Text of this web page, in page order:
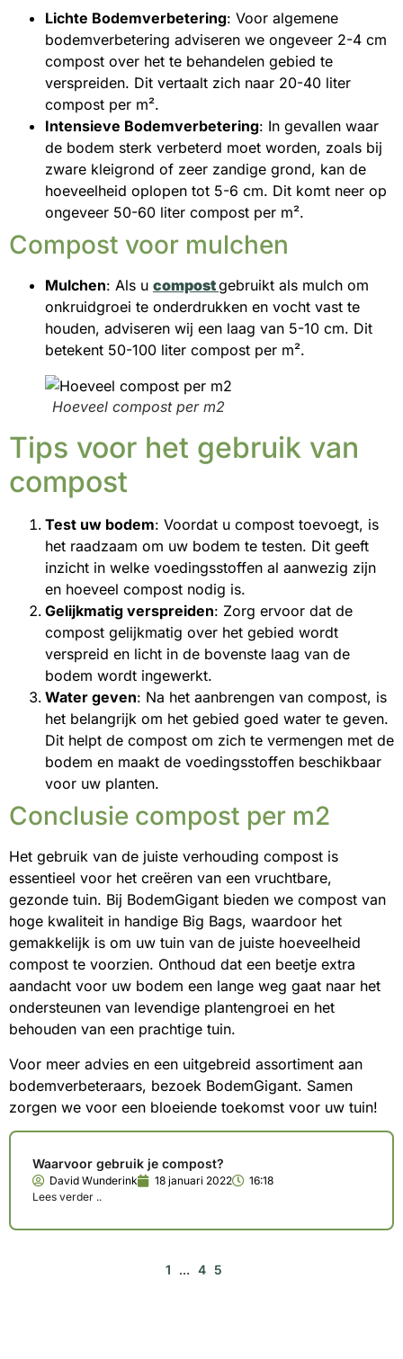
Lichte Bodemverbetering: Voor algemene
bodemverbetering adviseren we ongeveer 2-4 cm
compost over het te behandelen gebied te
verspreiden. Dit vertaalt zich naar 20-40 liter
compost per m².
Intensieve Bodemverbetering: In gevallen waar
de bodem sterk verbeterd moet worden, zoals bij
zware kleigrond of zeer zandige grond, kan de
hoeveelheid oplopen tot 5-6 cm. Dit komt neer op
ongeveer 50-60 liter compost per m².
Compost voor mulchen
Mulchen: Als u compostgebruikt als mulch om
onkruidgroei te onderdrukken en vocht vast te
houden, adviseren wij een laag van 5-10 cm. Dit
betekent 50-100 liter compost per m².
Hoeveel compost per m2
Tips voor het gebruik van
compost
Test uw bodem: Voordat u compost toevoegt, is
het raadzaam om uw bodem te testen. Dit geeft
inzicht in welke voedingsstoffen al aanwezig zijn
en hoeveel compost nodig is.
Gelijkmatig verspreiden: Zorg ervoor dat de
compost gelijkmatig over het gebied wordt
verspreid en licht in de bovenste laag van de
bodem wordt ingewerkt.
Water geven: Na het aanbrengen van compost, is
het belangrijk om het gebied goed water te geven.
Dit helpt de compost om zich te vermengen met de
bodem en maakt de voedingsstoffen beschikbaar
voor uw planten.
Conclusie compost per m2
Het gebruik van de juiste verhouding compost is
essentieel voor het creëren van een vruchtbare,
gezonde tuin. Bij BodemGigant bieden we compost van
hoge kwaliteit in handige Big Bags, waardoor het
gemakkelijk is om uw tuin van de juiste hoeveelheid
compost te voorzien. Onthoud dat een beetje extra
aandacht voor uw bodem een lange weg gaat naar het
ondersteunen van levendige plantengroei en het
behouden van een prachtige tuin.
Voor meer advies en een uitgebreid assortiment aan
bodemverbeteraars, bezoek BodemGigant. Samen
zorgen we voor een bloeiende toekomst voor uw tuin!
Waarvoor gebruik je compost?
David Wunderink 18 januari 2022
16:18
Lees verder ..
1 … 4 5